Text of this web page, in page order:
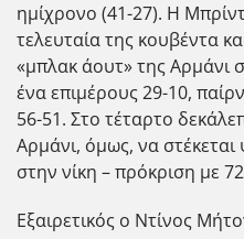
ημίχρονο (41-27). Η
τελευταία της κουβέντα
«μπλακ άουτ» της Αρμάνι
ένα επιμέρους 29-10,
56-51. Στο τέταρτο
Αρμάνι, όμως, να
στην νίκη – πρόκριση με
Εξαιρετικός ο Ντίνος